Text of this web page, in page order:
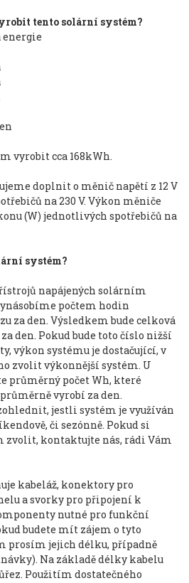
tento solární systém?
energie
vyrobit cca 168kWh.
doplnit o měnič napětí z 12 V
na 230 V. Výkon měniče
(W) jednotlivých spotřebičů na
systém?
napájených solárním
počtem hodin
za den. Výsledkem bude celková
den. Pokud bude toto číslo nižší
výkon systému je dostačující, v
zvolit výkonnější systém. U
průměrný počet Wh, které
vyrobí za den.
jestli systém je využíván
či sezónně. Pokud si
zvolit, kontaktujte nás, rádi Vám
kabeláž, konektory pro
a svorky pro připojení k
nutné pro funkční
budete mít zájem o tyto
prosím jejich délku, případně
Na základě délky kabelu
Použitím dostatečného